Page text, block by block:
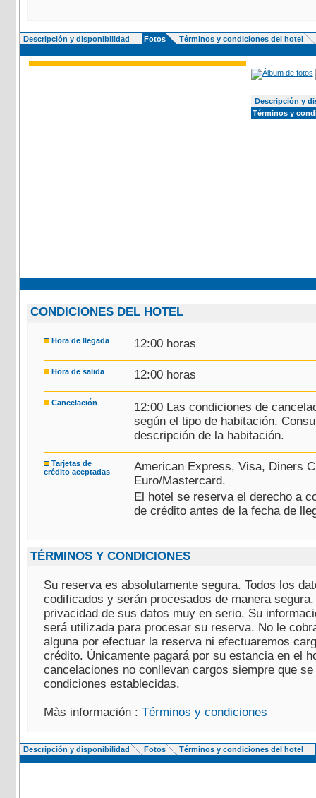
Descripción y disponibilidad Fotos Términos y condiciones del hotel
Descripción y
Términos y
CONDICIONES DEL HOTEL
Hora de llegada 12:00 horas
Hora de salida 12:00 horas
Cancelación
12:00 Las condiciones de
según el tipo de habitación.
descripción de la habitación.
Tarjetas de
crédito aceptadas
American Express, Visa, Diners
Euro/Mastercard.
El hotel se reserva el derecho a
de crédito antes de la fecha de
TÉRMINOS Y CONDICIONES
Su reserva es absolutamente segura. Todos los
codificados y serán procesados de manera
privacidad de sus datos muy en serio. Su
será utilizada para procesar su reserva. No le
alguna por efectuar la reserva ni efectuaremos
crédito. Únicamente pagará por su estancia en el
cancelaciones no conllevan cargos siempre que
condiciones establecidas.
Màs información : Términos y condiciones
Descripción y disponibilidad Fotos Términos y condiciones del hotel